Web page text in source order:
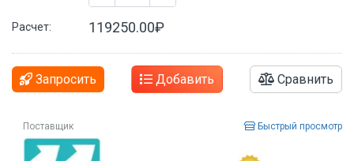
Расчет: 119250.00₽
Запросить Добавить Сравнить
Поставщик Быстрый просмотр